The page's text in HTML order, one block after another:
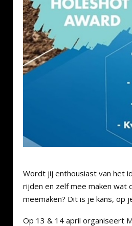
Wordt jij enthousiast van het
rijden en zelf mee maken wat
meemaken? Dit is je kans, op
Op 13 & 14 april organiseert